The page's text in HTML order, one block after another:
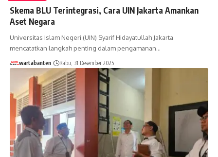
Skema BLU Terintegrasi, Cara UIN Jakarta Amankan
Aset Negara
Universitas Islam Negeri (UIN) Syarif Hidayatullah Jakarta
mencatatkan langkah penting dalam pengamanan…
wartabanten Rabu, 31 Desember 2025